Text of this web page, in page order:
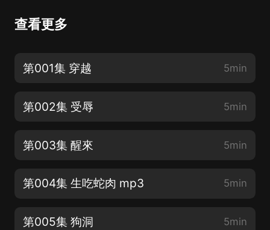
查看更多
第001集 穿越 5min
第002集 受辱 5min
第003集 醒來 5min
第004集 生吃蛇肉 mp3 5min
第005集 狗洞 5min